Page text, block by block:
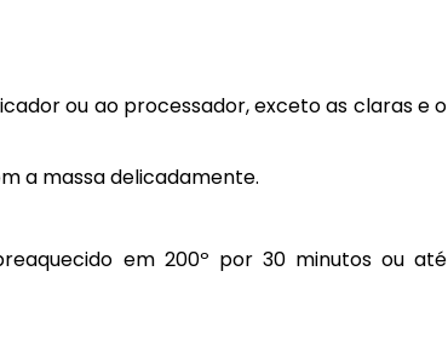
ou ao processador, exceto as claras e o
a massa delicadamente.
em 200º por 30 minutos ou até